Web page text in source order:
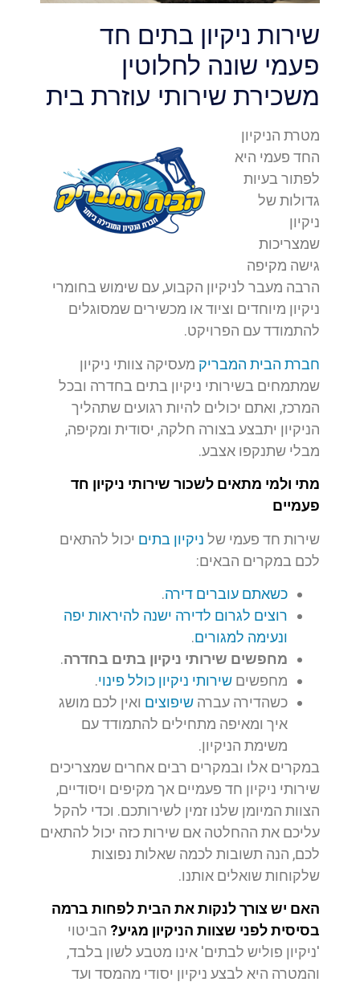
שירות ניקיון בתים חד
פעמי שונה לחלוטין
משכירת שירותי עוזרת בית
מטרת הניקיון
החד פעמי היא
לפתור בעיות
גדולות של
ניקיון
שמצריכות
גישה מקיפה
הרבה מעבר לניקיון הקבוע, עם שימוש בחומרי
ניקיון מיוחדים וציוד או מכשירים שמסוגלים
להתמודד עם הפרויקט.
חברת הבית המבריק מעסיקה צוותי ניקיון
שמתמחים בשירותי ניקיון בתים בחדרה ובכל
המרכז, ואתם יכולים להיות רגועים שתהליך
הניקיון יתבצע בצורה חלקה, יסודית ומקיפה,
מבלי שתנקפו אצבע.
מתי ולמי מתאים לשכור שירותי ניקיון חד
פעמיים
שירות חד פעמי של ניקיון בתים יכול להתאים
לכם במקרים הבאים:
כשאתם עוברים דירה.
רוצים לגרום לדירה ישנה להיראות יפה
ונעימה למגורים.
מחפשים שירותי ניקיון בתים בחדרה.
מחפשים שירותי ניקיון כולל פינוי.
כשהדירה עברה שיפוצים ואין לכם מושג
איך ומאיפה מתחילים להתמודד עם
משימת הניקיון.
במקרים אלו ובמקרים רבים אחרים שמצריכים
שירותי ניקיון חד פעמיים אך מקיפים ויסודיים,
הצוות המיומן שלנו זמין לשירותכם. וכדי להקל
עליכם את ההחלטה אם שירות כזה יכול להתאים
לכם, הנה תשובות לכמה שאלות נפוצות
שלקוחות שואלים אותנו.
האם יש צורך לנקות את הבית לפחות ברמה
בסיסית לפני שצוות הניקיון מגיע? הביטוי
'ניקיון פוליש לבתים' אינו מטבע לשון בלבד,
והמטרה היא לבצע ניקיון יסודי מהמסד ועד